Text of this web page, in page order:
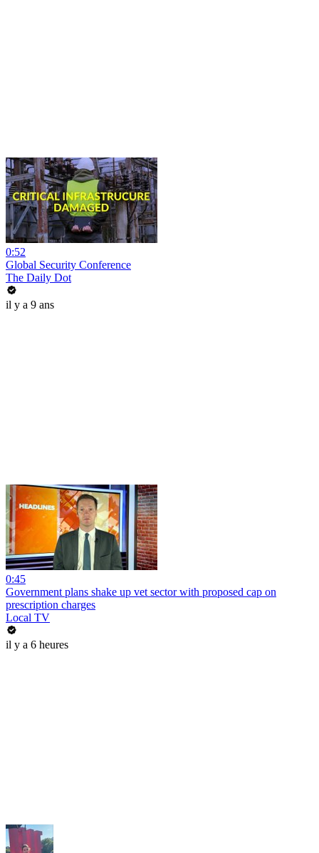
0:52
Global Security Conference
The Daily Dot
il y a 9 ans
0:45
Government plans shake up vet sector with proposed cap on
prescription charges
Local TV
il y a 6 heures